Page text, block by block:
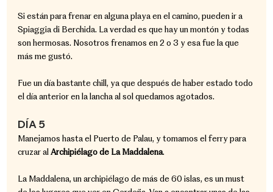
Si están para frenar en alguna playa en el camino, pueden ir a
Spiaggia di Berchida. La verdad es que hay un montón y todas
son hermosas. Nosotros frenamos en 2 o 3 y esa fue la que
más me gustó.
Fue un día bastante chill, ya que después de haber estado todo
el día anterior en la lancha al sol quedamos agotados.
DÍA 5
Manejamos hasta el Puerto de Palau, y tomamos el ferry para
cruzar al Archipiélago de La Maddalena.
La Maddalena, un archipiélago de más de 60 islas, es un must